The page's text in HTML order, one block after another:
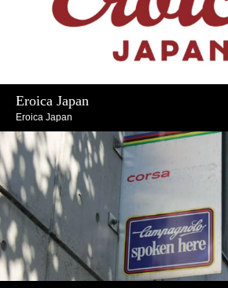
Eroica Japan
Eroica Japan